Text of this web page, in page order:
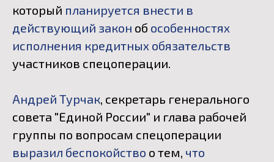
который планируется внести в
действующий закон об особенностях
исполнения кредитных обязательств
участников спецоперации.
Андрей Турчак, секретарь генерального
совета "Единой России" и глава рабочей
группы по вопросам спецоперации
выразил беспокойство о тем, что